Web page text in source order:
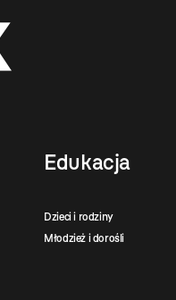
Edukacja
Dzieci i rodziny
Młodzież i dorośli